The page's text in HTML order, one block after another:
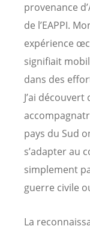
provenance
de l’EAPPI.
expérience
signifiait
dans des
J’ai
pays du Sud
s’adapter au
simplement
guerre civile
La